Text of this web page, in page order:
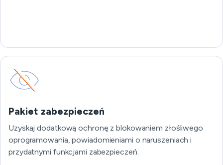
Pakiet zabezpieczeń
Uzyskaj dodatkową ochronę z blokowaniem złośliwego
oprogramowania, powiadomieniami o naruszeniach i
przydatnymi funkcjami zabezpieczeń.